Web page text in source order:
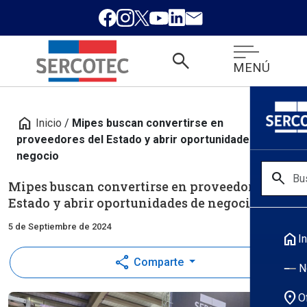
search MENÚ
search
home
location_on
home Inicio / Mipes buscan convertirse en
proveedores del Estado y abrir oportunidades de
negocio
Mipes buscan convertirse en proveedores del
Estado y abrir oportunidades de negocio
5 de Septiembre de 2024
share Comparte